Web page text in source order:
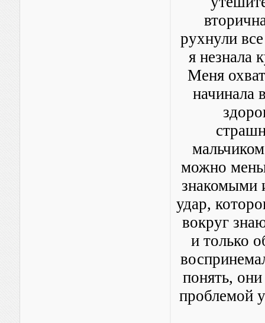
рухнули
я незнала
Меня
начинала
можно
знакомыми
удар,
вокруг
и только
понять,
проблемой